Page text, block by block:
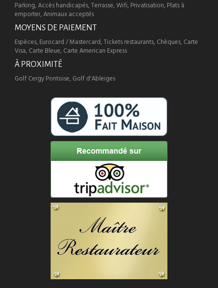
Parking, Accès handicapés, Terrasse, Wifi, Privatisation, Plats à
emporter, Animaux acceptés
MOYENS DE PAIEMENT
Espèces, Eurocard / Mastercard, Tickets restaurants, Chèques, Carte
Visa, Carte Bleue, Carte American Express
À PROXIMITÉ
Golf Cergy Pontoise, Golf d'Ableiges